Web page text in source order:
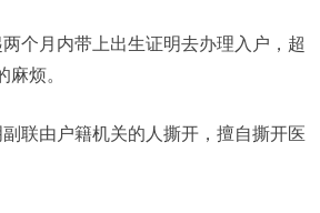
个月内带上出生证明去办理入户，超
麻烦。
联由户籍机关的人撕开，擅自撕开医